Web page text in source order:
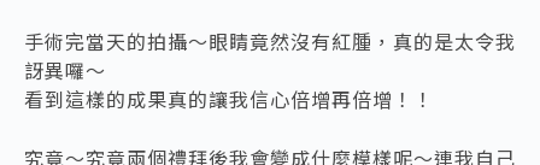
手術完當天的拍攝～眼睛竟然沒有紅腫，真的是太令我
訝異囉～
看到這樣的成果真的讓我信心倍增再倍增！！
究竟～究竟兩個禮拜後我會變成什麼模樣呢～連我自己